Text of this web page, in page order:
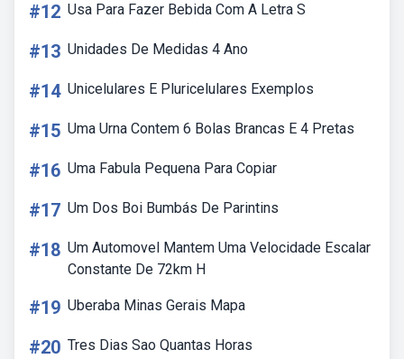
#12 Usa Para Fazer Bebida Com A Letra S
#13 Unidades De Medidas 4 Ano
#14 Unicelulares E Pluricelulares Exemplos
#15 Uma Urna Contem 6 Bolas Brancas E 4 Pretas
#16 Uma Fabula Pequena Para Copiar
#17 Um Dos Boi Bumbás De Parintins
#18 Um Automovel Mantem Uma Velocidade Escalar
Constante De 72km H
#19 Uberaba Minas Gerais Mapa
#20 Tres Dias Sao Quantas Horas